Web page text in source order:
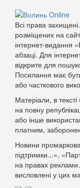
Всі права
розміщених на
інтернет-видання
абзаці. Для
відкрите для
Посилання має
або часткового
Матеріали, в
на повну
або інше
платним,
Новини
підтримки...»,
на правах
висловлені у цих